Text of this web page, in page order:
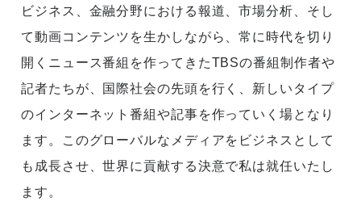
ビジネス、金融分野における報道、市場分析、そし
て動画コンテンツを生かしながら、常に時代を切り
開くニュース番組を作ってきたTBSの番組制作者や
記者たちが、国際社会の先頭を行く、新しいタイプ
のインターネット番組や記事を作っていく場となり
ます。このグローバルなメディアをビジネスとして
も成長させ、世界に貢献する決意で私は就任いたし
ます。